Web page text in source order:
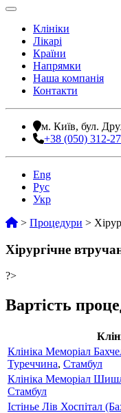
Клініки
Лікарі
Країни
Напрямки
Наша компанія
Контакти
м. Київ, бул.
+38 (050) 312-
Eng
Рус
Укр
> Процедури >
Хірургічне
?>
Вартість
Клініка Меморіал
Туреччина, Стамбул
Клініка Меморіал
Стамбул
Істінье Лів Хоспітал